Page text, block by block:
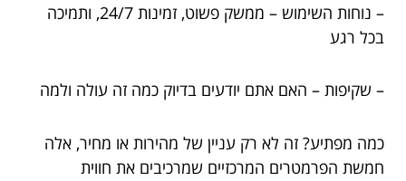
– נוחות השימוש – ממשק פשוט, זמינות 24/7, ותמיכה
בכל רגע
– שקיפות – האם אתם יודעים בדיוק כמה זה עולה ולמה
כמה מפתיע? זה לא רק עניין של מהירות או מחיר, אלה
חמשת הפרמטרים המרכזיים שמרכיבים את חווית